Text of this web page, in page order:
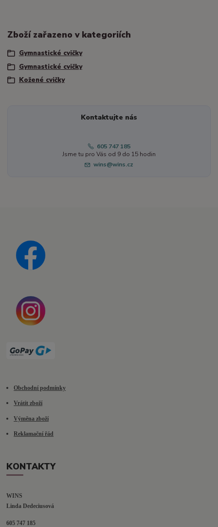
Zboží zařazeno v kategoriích
Gymnastické cvičky
Gymnastické cvičky
Kožené cvičky
Kontaktujte nás
605 747 185
Jsme tu pro Vás od 9 do 15 hodin
wins@wins.cz
Obchodní podmínky
Vrátit zboží
Výměna zboží
Reklamační řád
KONTAKTY
WINS
Linda Dedeciusová
605 747 185